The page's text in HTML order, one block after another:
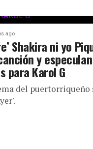
ago
Shakira ni yo
y
para Karol G
del puertorriqueño